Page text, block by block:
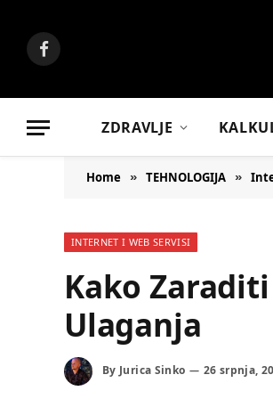
Facebook
ZDRAVLJE
Home » TEHNOLOGIJA »
INTERNET I WEB SERVISI
Kako
Ulaganja
By Jurica Sinko 26 srpnja,